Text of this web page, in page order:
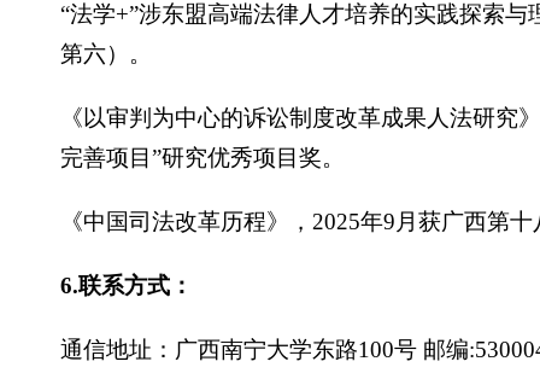
“法学+”涉东盟高端法律人才培养的实践探索
第六）。
《以审判为中心的诉讼制度改革成果人法研究
完善项目”研究优秀项目奖。
《中国司法改革历程》，2025年9月获广西第
6.联系方式：
通信地址：广西南宁大学东路100号 邮编